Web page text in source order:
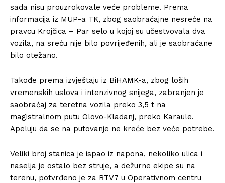
sada nisu prouzrokovale veće probleme. Prema
informacija iz MUP-a TK, zbog saobraćajne nesreće na
pravcu Krojčica – Par selo u kojoj su učestvovala dva
vozila, na sreću nije bilo povrijeđenih, ali je saobraćane
bilo otežano.
Takođe prema izvještaju iz BiHAMK-a, zbog loših
vremenskih uslova i intenzivnog snijega, zabranjen je
saobraćaj za teretna vozila preko 3,5 t na
magistralnom putu Olovo-Kladanj, preko Karaule.
Apeluju da se na putovanje ne kreće bez veće potrebe.
Veliki broj stanica je ispao iz napona, nekoliko ulica i
naselja je ostalo bez struje, a dežurne ekipe su na
terenu, potvrđeno je za RTV7 u Operativnom centru